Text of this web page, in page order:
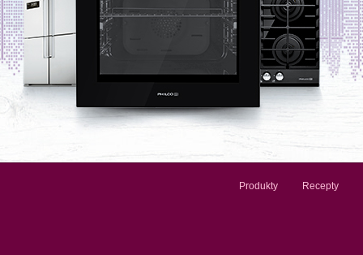
Produkty Recepty